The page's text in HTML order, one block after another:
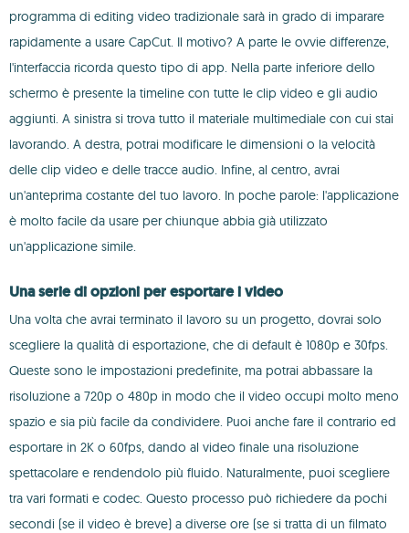
programma di editing video tradizionale sarà in grado di imparare
rapidamente a usare CapCut. Il motivo? A parte le ovvie differenze,
l'interfaccia ricorda questo tipo di app. Nella parte inferiore dello
schermo è presente la timeline con tutte le clip video e gli audio
aggiunti. A sinistra si trova tutto il materiale multimediale con cui stai
lavorando. A destra, potrai modificare le dimensioni o la velocità
delle clip video e delle tracce audio. Infine, al centro, avrai
un'anteprima costante del tuo lavoro. In poche parole: l'applicazione
è molto facile da usare per chiunque abbia già utilizzato
un'applicazione simile.
Una serie di opzioni per esportare i video
Una volta che avrai terminato il lavoro su un progetto, dovrai solo
scegliere la qualità di esportazione, che di default è 1080p e 30fps.
Queste sono le impostazioni predefinite, ma potrai abbassare la
risoluzione a 720p o 480p in modo che il video occupi molto meno
spazio e sia più facile da condividere. Puoi anche fare il contrario ed
esportare in 2K o 60fps, dando al video finale una risoluzione
spettacolare e rendendolo più fluido. Naturalmente, puoi scegliere
tra vari formati e codec. Questo processo può richiedere da pochi
secondi (se il video è breve) a diverse ore (se si tratta di un filmato